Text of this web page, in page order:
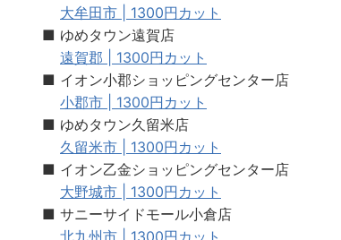
大牟田市 | 1300円カット
■ ゆめタウン遠賀店
遠賀郡 | 1300円カット
■ イオン小郡ショッピングセンター店
小郡市 | 1300円カット
■ ゆめタウン久留米店
久留米市 | 1300円カット
■ イオン乙金ショッピングセンター店
大野城市 | 1300円カット
■ サニーサイドモール小倉店
北九州市 | 1300円カット